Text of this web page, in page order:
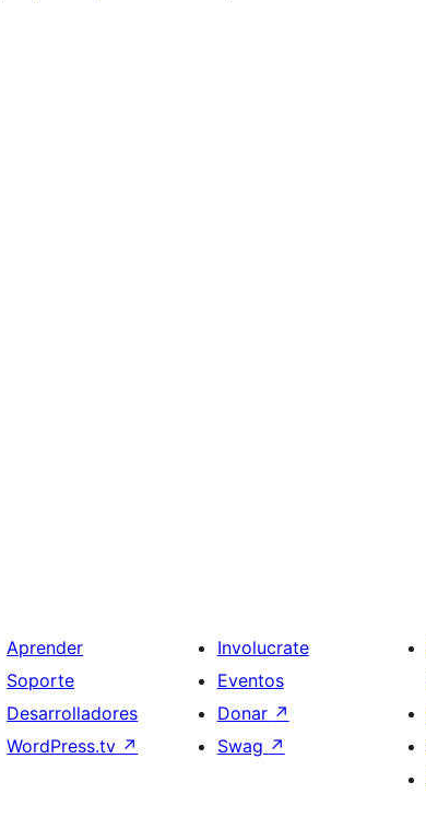
Aprender
Soporte
Desarrolladores
WordPress.tv ↗
Involucrate
Eventos
Donar ↗
Swag ↗